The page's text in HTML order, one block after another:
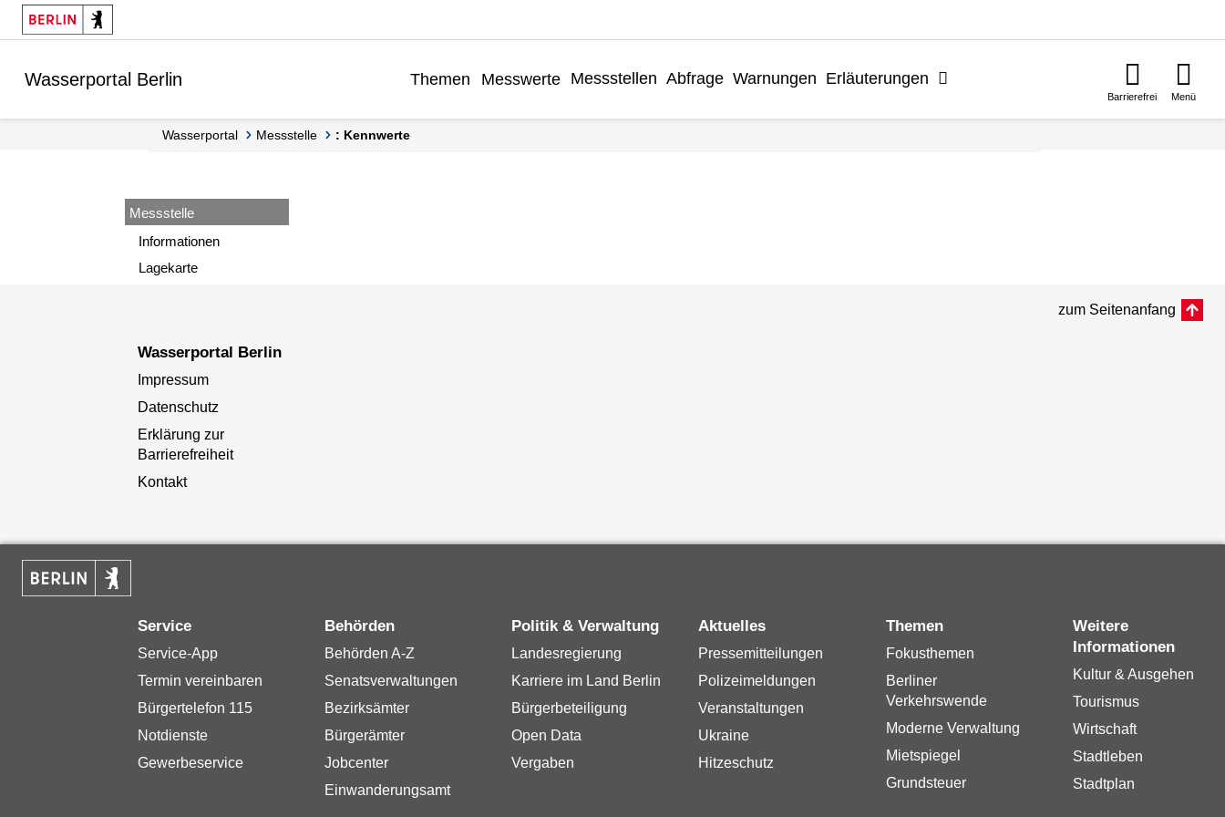
Springe zur Navigation
Springe zum Inhalt
Wasserportal Berlin Themen Messwerte Messstellen Abfrage Warnungen Erläuterungen
Barrierefrei Menü
Wasserportal Messstelle : Kennwerte
Messstelle
Informationen
Lagekarte
zum Seitenanfang
Wasserportal Berlin
Impressum
Datenschutz
Erklärung zur
Barrierefreiheit
Kontakt
Service
Service-App
Termin vereinbaren
Bürgertelefon 115
Notdienste
Gewerbeservice
Behörden
Behörden A-Z
Senatsverwaltungen
Bezirksämter
Bürgerämter
Jobcenter
Einwanderungsamt
Politik & Verwaltung
Landesregierung
Karriere im Land Berlin
Bürgerbeteiligung
Open Data
Vergaben
Aktuelles
Pressemitteilungen
Polizeimeldungen
Veranstaltungen
Ukraine
Hitzeschutz
Themen
Fokusthemen
Berliner
Verkehrswende
Moderne Verwaltung
Mietspiegel
Grundsteuer
Weitere
Informationen
Kultur & Ausgehen
Tourismus
Wirtschaft
Stadtleben
Stadtplan